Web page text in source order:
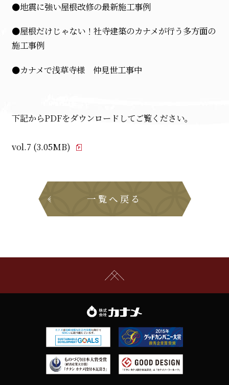
●地震に強い屋根改修の最新施工事例
●屋根だけじゃない！社寺建築のカナメが行う多方面の
施工事例
●カナメで浅草寺様 仲見世工事中
下記からPDFをダウンロードしてご覧ください。
vol.7 (3.05MB)
一覧へ戻る